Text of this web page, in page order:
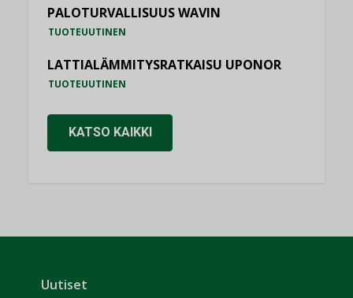
PALOTURVALLISUUS WAVIN
TUOTEUUTINEN
LATTIALÄMMITYSRATKAISU UPONOR
TUOTEUUTINEN
KATSO KAIKKI
Uutiset